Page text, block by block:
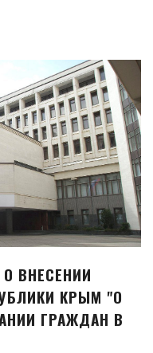
ВНЕСЕНИИ
КРЫМ "О
ГРАЖДАН В